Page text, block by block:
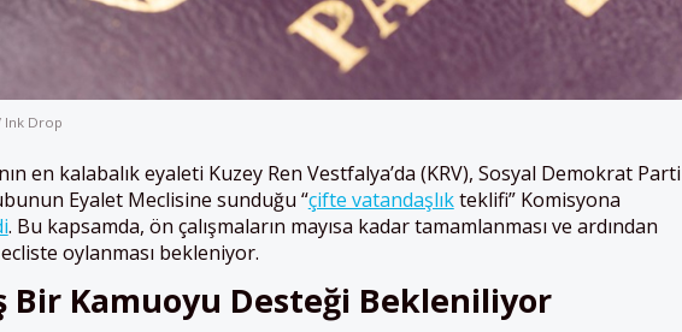
Ink Drop
en kalabalık eyaleti Kuzey Ren Vestfalya’da (KRV), Sosyal Demokrat Parti
Eyalet Meclisine sunduğu “çifte vatandaşlıkteklifi” Komisyona
. Bu kapsamda, ön çalışmaların mayısa kadar tamamlanması ve ardından
oylanması bekleniyor.
Bir Kamuoyu Desteği Bekleniliyor